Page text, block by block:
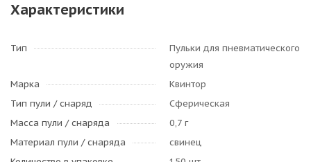
Характеристики
Тип
Пульки для пневматического
оружия
Марка
Квинтор
Тип пули / cнаряд
Сферическая
Масса пули / снаряда
0,7 г
Материал пули / снаряда
свинец